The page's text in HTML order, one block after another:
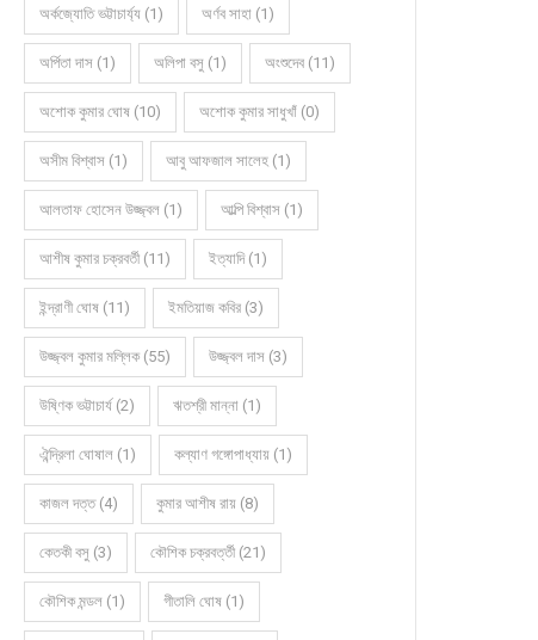
অর্কজ্যোতি ভট্টাচার্য্য (1) অর্ণব সাহা (1)
অর্পিতা দাস (1) অলিপা বসু (1) অংশুদেব (11)
অশোক কুমার ঘোষ (10) অশোক কুমার সাধুখাঁ (0)
অসীম বিশ্বাস (1) আবু আফজাল সালেহ (1)
আলতাফ হোসেন উজ্জ্বল (1) আল্পি বিশ্বাস (1)
আশীষ কুমার চক্রবর্তী (11) ইত্যাদি (1)
ইন্দ্রাণী ঘোষ (11) ইমতিয়াজ কবির (3)
উজ্জ্বল কুমার মল্লিক (55) উজ্জ্বল দাস (3)
উষ্ণিক ভট্টাচার্য (2) ঋতশ্রী মান্না (1)
ঐন্দ্রিলা ঘোষাল (1) কল্যাণ গঙ্গোপাধ্যায় (1)
কাজল দত্ত (4) কুমার আশীষ রায় (8)
কেতকী বসু (3) কৌশিক চক্রবর্ত্তী (21)
কৌশিক মন্ডল (1) গীতালি ঘোষ (1)